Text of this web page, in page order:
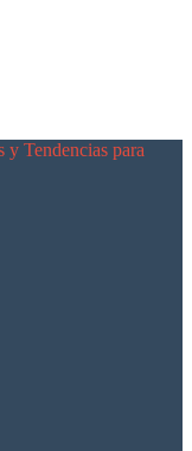
y Tendencias para